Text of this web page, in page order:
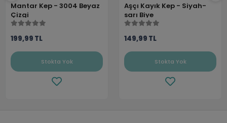
Mantar Kep - 3004 Beyaz
Çizgi
199,99 TL
Stokta Yok
Aşçı Kayık Kep - Siyah-
sarı Biye
149,99 TL
Stokta Yok